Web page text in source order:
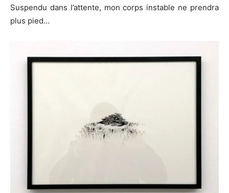
Suspendu dans l’attente, mon corps instable ne prendra
plus pied…